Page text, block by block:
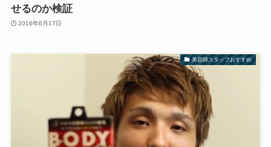
せるのか検証
2016年6月17日
美容師スタッフおすすめ